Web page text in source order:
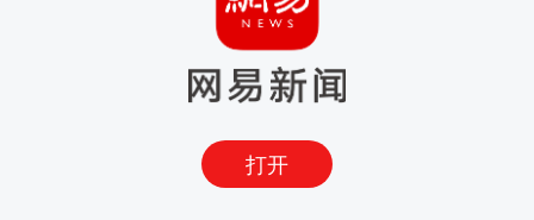
打开